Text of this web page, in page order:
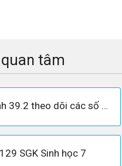
tâm
Dựa vào hình 39.2 theo dõi các số ghi trên hình tìm các hệ cơ quan: tuần hoàn, tiêu hóa, hô hấp, bài tiết của thằn lằn.
SGK Sinh học 7